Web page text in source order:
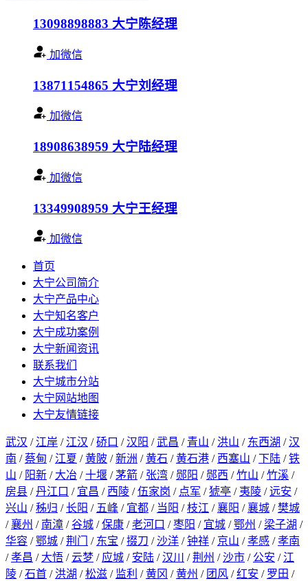
13098898883 大宁陈经理
加微信
13871154865 大宁刘经理
加微信
18908638959 大宁陆经理
加微信
13349908959 大宁王经理
加微信
首页
大宁公司简介
大宁产品中心
大宁知名客户
大宁成功案例
大宁新闻资讯
联系我们
大宁城市分站
大宁网站地图
大宁友情链接
武汉 / 江岸 / 江汉 /硚口 /汉阳 /武昌 / 青山 / 洪山 / 东西湖 /汉
南 /蔡甸 / 江夏 /黄陂 /新洲 /黄石 /黄石港 / 西塞山 /下陆 /铁
山 / 阳新 / 大冶 /十堰 /茅箭 / 张湾 / 郧阳 / 郧西 /竹山 /竹溪 /
房县 /丹江口 / 宜昌 / 西陵 /伍家岗 / 点军 /猇亭 / 夷陵 /远安 /
兴山 /秭归 /长阳 / 五峰 / 宜都 / 当阳 /枝江 /襄阳 /襄城 /樊城
/襄州 / 南漳 /谷城 /保康 /老河口 /枣阳 / 宜城 /鄂州 / 梁子湖 /
华容 /鄂城 /荆门 / 东宝 /掇刀 /沙洋 /钟祥 / 京山 /孝感 /孝南
/孝昌 / 大悟 /云梦 / 应城 / 安陆 /汉川 /荆州 /沙市 / 公安 / 江
陵 /石首 / 洪湖 /松滋 / 监利 /黄冈 /黄州 / 团风 /红安 / 罗田 /